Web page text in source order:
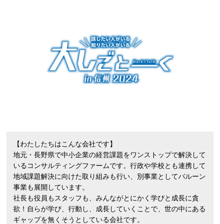
【わたしたちはこんな会社です】
地元・長野県で中小企業の経営課題をワンストップで解決して
いるコンサルティングファームです。行政や学校とも連携して
地域課題解決に向けた取り組みも行い、別事業としてバルーン
事業も展開しています。
社長も役員もスタッフも、みんながとにかく学びと成長に貪
欲！自らが学び、行動し、成長していくことで、世の中にある
ギャップを無くそうとしている会社です。